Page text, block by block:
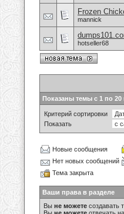
Frozen
mannick
hotseller68
Показаны темы с 1 по 20
Критерий сортировки
Показать
Новые сообщения
Нет новых сообщений
Тема закрыта
Ваши права в разделе
Вы не можете создавать